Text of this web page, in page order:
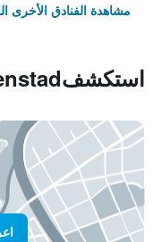
مشاهدة الفنادق الأخرى
استكشفBinnenstad, إيندهوفين